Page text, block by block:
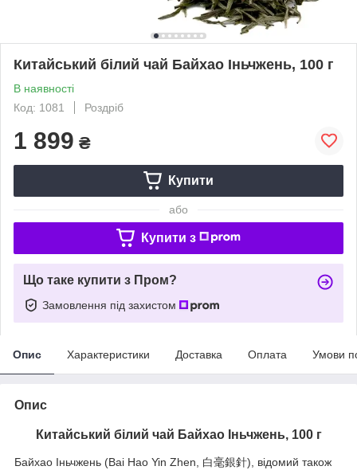
Китайський білий чай Байхао Іньчжень, 100 г
В наявності
Код: 1081
Роздріб
1 899 ₴
Купити
або
Купити з
Що таке купити з Пром?
Замовлення під захистом
Опис Характеристики Доставка Оплата Умови
Опис
Китайський білий чай Байхао Іньчжень, 100 г
Байхао Іньчжень (Bai Hao Yin Zhen, 白毫銀針), відомий також